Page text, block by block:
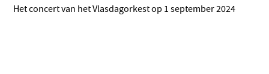
Het concert van het Vlasdagorkest op 1 september 2024